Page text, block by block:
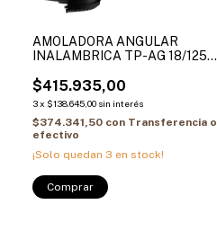
AMOLADORA ANGULAR
INALAMBRICA TP-AG 18/125
$415.935,00
3x $138.645,00 sin interés
$374.341,50 con Transferencia o
efectivo
¡Solo quedan 3 en stock!